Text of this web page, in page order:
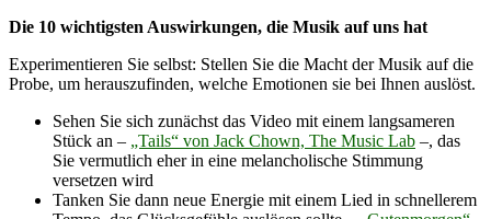
Die 10 wichtigsten Auswirkungen, die Musik auf uns hat
Experimentieren Sie selbst: Stellen Sie die Macht der Musik auf die
Probe, um herauszufinden, welche Emotionen sie bei Ihnen auslöst.
Sehen Sie sich zunächst das Video mit einem langsameren
Stück an – „Tails“ von Jack Chown, The Music Lab –, das
Sie vermutlich eher in eine melancholische Stimmung
versetzen wird
Tanken Sie dann neue Energie mit einem Lied in schnellerem